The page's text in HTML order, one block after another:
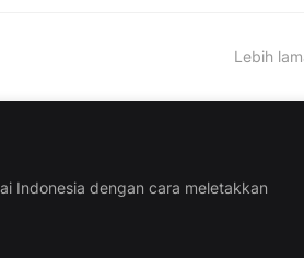
Lebih
Indonesia dengan cara meletakkan